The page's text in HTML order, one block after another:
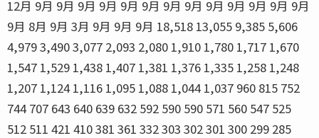
12月 9月 9月 9月 9月 9月 9月 9月 9月 9月 9月 9月 9月 9月
9月 8月 9月 3月 9月 9月 9月 18,518 13,055 9,385 5,606
4,979 3,490 3,077 2,093 2,080 1,910 1,780 1,717 1,670
1,547 1,529 1,438 1,407 1,381 1,376 1,335 1,258 1,248
1,207 1,124 1,116 1,095 1,088 1,044 1,037 960 815 752
744 707 643 640 639 632 592 590 590 571 560 547 525
512 511 421 410 381 361 332 303 302 301 300 299 285